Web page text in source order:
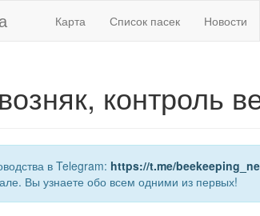
Карта Список пасек Новости
контроль
в Telegram: https://t.me/
Вы узнаете обо всем одними из первых!